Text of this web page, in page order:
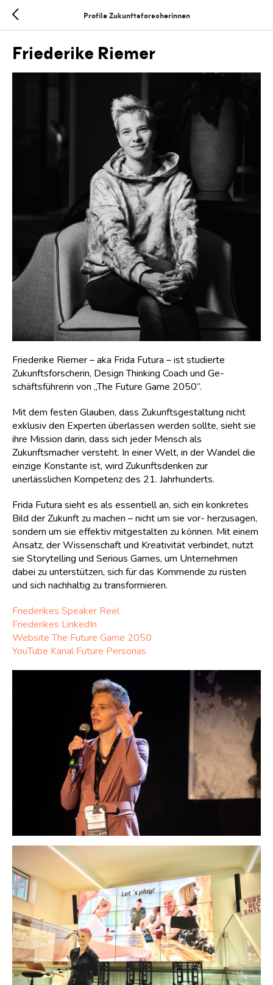
Profile Zukunftsforscherinnen
Friederike Riemer
Friederike Riemer – aka Frida Futura – ist studierte
Zukunftsforscherin, Design Thinking Coach und Ge-
schäftsführerin von „The Future Game 2050“.
Mit dem festen Glauben, dass Zukunftsgestaltung nicht
exklusiv den Experten überlassen werden sollte, sieht sie
ihre Mission darin, dass sich jeder Mensch als
Zukunftsmacher versteht. In einer Welt, in der Wandel die
einzige Konstante ist, wird Zukunftsdenken zur
unerlässlichen Kompetenz des 21. Jahrhunderts.
Frida Futura sieht es als essentiell an, sich ein konkretes
Bild der Zukunft zu machen – nicht um sie vor- herzusagen,
sondern um sie effektiv mitgestalten zu können. Mit einem
Ansatz, der Wissenschaft und Kreativität verbindet, nutzt
sie Storytelling und Serious Games, um Unternehmen
dabei zu unterstützen, sich für das Kommende zu rüsten
und sich nachhaltig zu transformieren.
Friederikes Speaker Reel
Friederikes LinkedIn
Website The Future Game 2050
YouTube Kanal Future Personas